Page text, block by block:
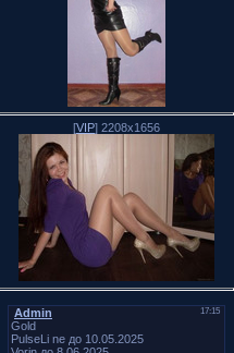
[VIP] 2208x1656